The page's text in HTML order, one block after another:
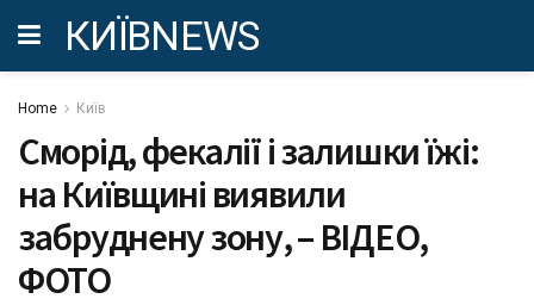
КИЇВNEWS
Home Київ
Сморід, фекалії і залишки їжі:
на Київщині виявили
забруднену зону, – ВІДЕО,
ФОТО